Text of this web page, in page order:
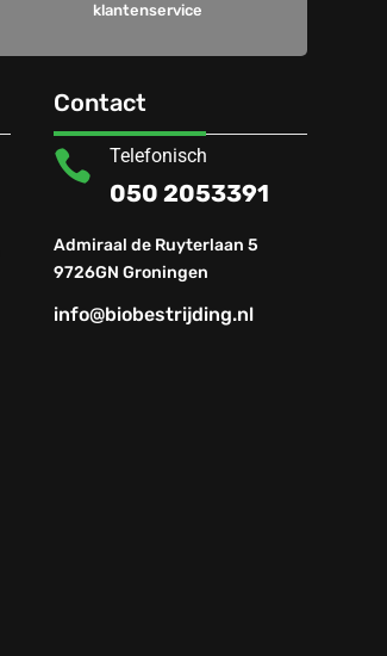
klantenservice
Contact
 Telefonisch
050 2053391
Admiraal de Ruyterlaan 5
9726GN Groningen
info@biobestrijding.nl